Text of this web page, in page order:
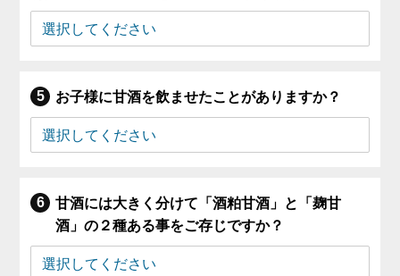
お子様に甘酒を飲ませたことがありますか？
甘酒には大きく分けて「酒粕甘酒」と「麹甘
酒」の２種ある事をご存じですか？